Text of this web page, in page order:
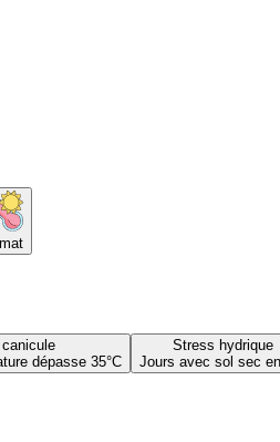
dépasse 35°C
Stress hydrique
Jours avec sol sec